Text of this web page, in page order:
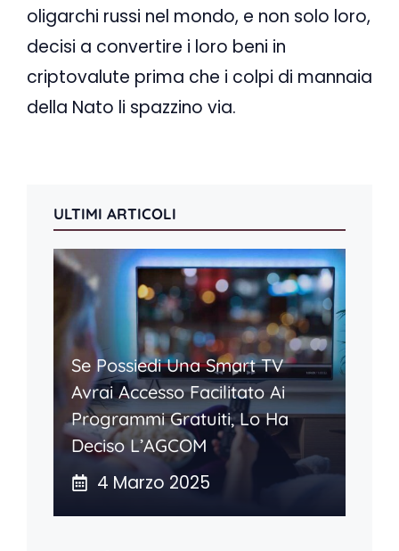
oligarchi russi nel mondo, e non solo loro,
decisi a convertire i loro beni in
criptovalute prima che i colpi di mannaia
della Nato li spazzino via.
ULTIMI ARTICOLI
Se Possiedi Una Smart TV
Avrai Accesso Facilitato Ai
Programmi Gratuiti, Lo Ha
Deciso L’AGCOM
4 Marzo 2025